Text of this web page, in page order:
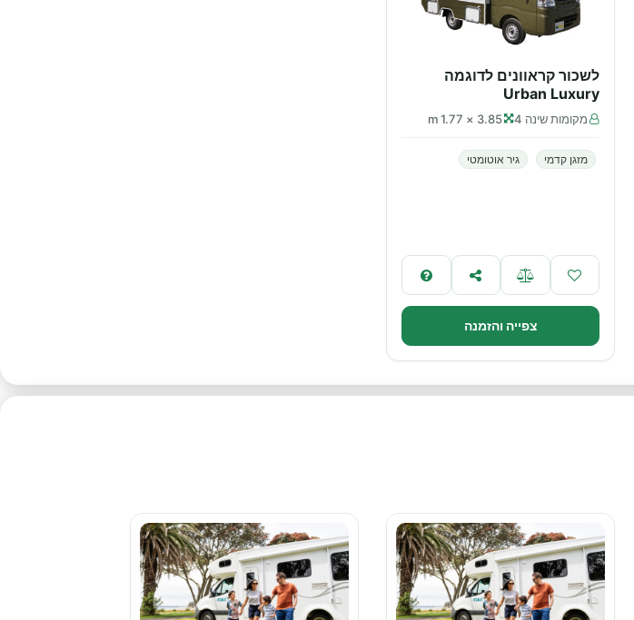
לשכור קראוונים לדוגמה
Urban Luxury
מקומות שינה 4 3.85 × 1.77 m
מזגן קדמי גיר אוטומטי
צפייה והזמנה